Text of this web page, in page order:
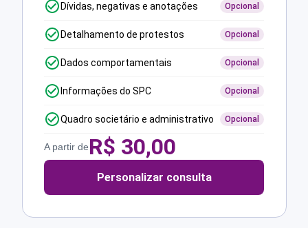
Dívidas, negativas e anotações Opcional
Detalhamento de protestos Opcional
Dados comportamentais Opcional
Informações do SPC Opcional
Quadro societário e administrativo Opcional
A partir deR$ 30,00
Personalizar consulta